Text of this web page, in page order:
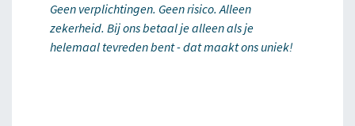
Geen verplichtingen. Geen risico. Alleen
zekerheid. Bij ons betaal je alleen als je
helemaal tevreden bent - dat maakt ons uniek!